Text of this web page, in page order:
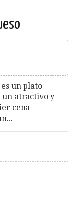
un plato
un atractivo y
cena